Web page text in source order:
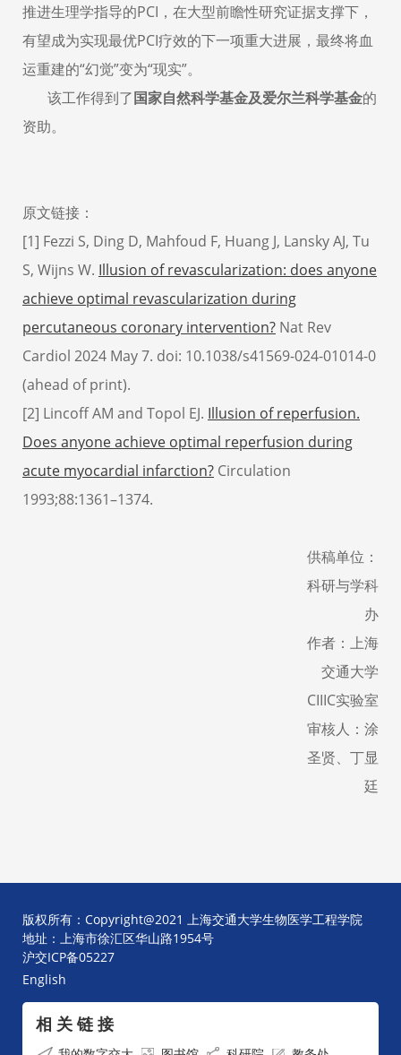
推进生理学指导的PCI ，在大型前瞻性研究证据支撑下，
有望成为实现最优PCI疗效的下一项重大进展，最终将血
运重建的“幻觉”变为“现实”。
该工作得到了国家自然科学基金及爱尔兰科学基金的
资助。
原文链接：
[1] Fezzi S, Ding D, Mahfoud F, Huang J, Lansky AJ, Tu
S, Wijns W. Illusion of revascularization: does anyone
achieve optimal revascularization during
percutaneous coronary intervention? Nat Rev
Cardiol 2024 May 7. doi: 10.1038/s41569-024-01014-0
(ahead of print).
[2] Lincoff AM and Topol EJ. Illusion of reperfusion.
Does anyone achieve optimal reperfusion during
acute myocardial infarction? Circulation
1993;88:1361–1374.
供稿单位：
科研与学科
办
作者：上海
交通大学
CIIIC实验室
审核人：涂
圣贤、丁显
廷
版权所有：Copyright@2021 上海交通大学生物医学工程学院
地址：上海市徐汇区华山路1954号
沪交ICP备05227
English
相 关 链 接